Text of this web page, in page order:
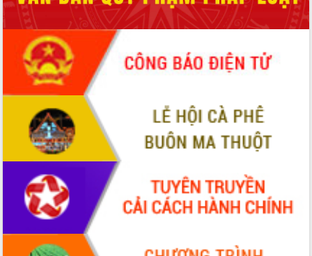
Không có file video nào để phát.